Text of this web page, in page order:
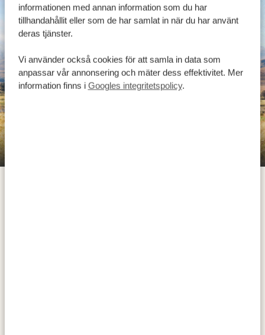
informationen med annan information som du har
tillhandahållit eller som de har samlat in när du har använt
deras tjänster.
Vi använder också cookies för att samla in data som
anpassar vår annonsering och mäter dess effektivitet. Mer
information finns i Googles integritetspolicy.